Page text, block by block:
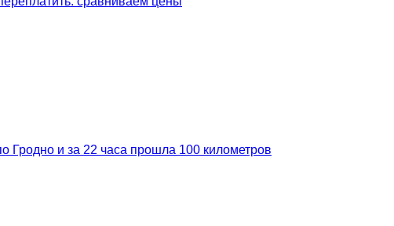
Гродно и за 22 часа прошла 100 километров